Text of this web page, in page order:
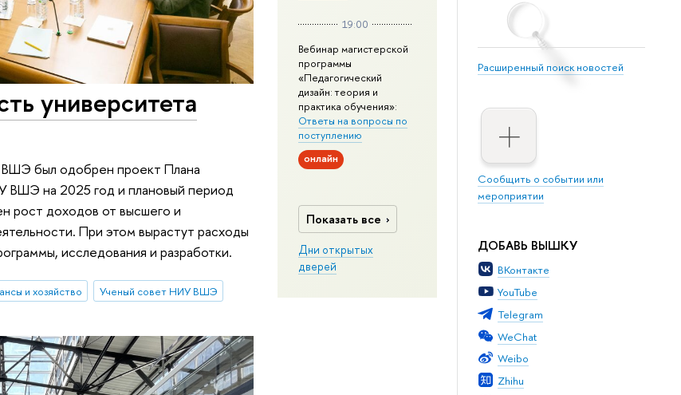
Расширенный поиск новостей
Сообщить о событии или
мероприятии
ДОБАВЬ ВЫШКУ
ВКонтакте
YouTube
Telegram
WeChat
Weibo
Zhihu
19:00
Вебинар магистерской
программы
«Педагогический
дизайн: теория и
практика обучения»:
Ответы на вопросы по
поступлению
онлайн
Показать все
Дни открытых
дверей
университета
ВШЭ был одобрен проект Плана
ВШЭ на 2025 год и плановый период
рост доходов от высшего и
При этом вырастут расходы
исследования и разработки.
и хозяйство Ученый совет НИУ ВШЭ